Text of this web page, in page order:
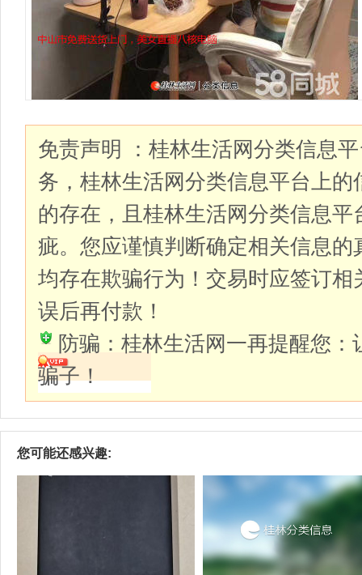
免责声明 ：桂林生活网分类信息
务，桂林生活网分类信息平台上
的存在，且桂林生活网分类信息
疵。您应谨慎判断确定相关信息
均存在欺骗行为！交易时应签订
误后再付款！
防骗：桂林生活网一再提醒您
骗子！
您可能还感兴趣: